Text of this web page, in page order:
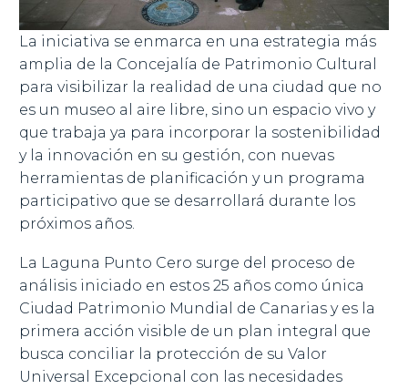
La iniciativa se enmarca en una estrategia más
amplia de la Concejalía de Patrimonio Cultural
para visibilizar la realidad de una ciudad que no
es un museo al aire libre, sino un espacio vivo y
que trabaja ya para incorporar la sostenibilidad
y la innovación en su gestión, con nuevas
herramientas de planificación y un programa
participativo que se desarrollará durante los
próximos años.
La Laguna Punto Cero surge del proceso de
análisis iniciado en estos 25 años como única
Ciudad Patrimonio Mundial de Canarias y es la
primera acción visible de un plan integral que
busca conciliar la protección de su Valor
Universal Excepcional con las necesidades